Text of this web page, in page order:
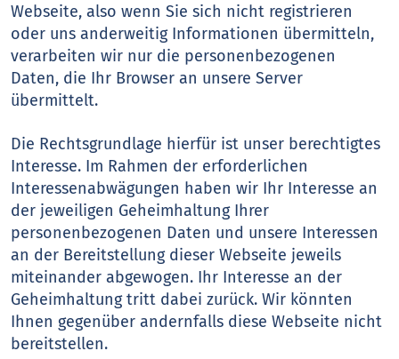
Webseite, also wenn Sie sich nicht registrieren
oder uns anderweitig Informationen übermitteln,
verarbeiten wir nur die personenbezogenen
Daten, die Ihr Browser an unsere Server
übermittelt.
Die Rechtsgrundlage hierfür ist unser berechtigtes
Interesse. Im Rahmen der erforderlichen
Interessenabwägungen haben wir Ihr Interesse an
der jeweiligen Geheimhaltung Ihrer
personenbezogenen Daten und unsere Interessen
an der Bereitstellung dieser Webseite jeweils
miteinander abgewogen. Ihr Interesse an der
Geheimhaltung tritt dabei zurück. Wir könnten
Ihnen gegenüber andernfalls diese Webseite nicht
bereitstellen.